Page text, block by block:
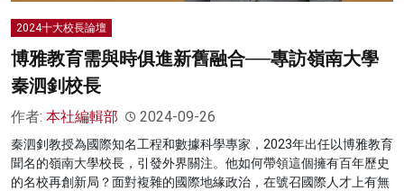
2024十大校長論壇
博雅教育需與時俱進新舊融合──專訪嶺南大學
秦泗釗校長
作者: 本社編輯部 2024-09-26
秦泗釗教授為國際知名工程和數據科學專家，2023年出任以博雅教育
聞名的嶺南大學校長，引發外界關注。他如何帶領這個擁有百年歷史
的名校再創新局？面對複雜的國際地緣政治，在號召國際人才上有無